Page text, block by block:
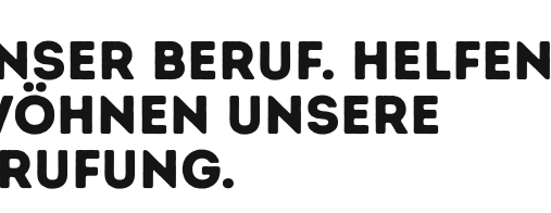
BERUF. HELFEN
UNSERE